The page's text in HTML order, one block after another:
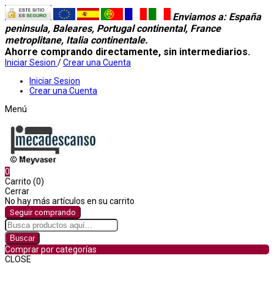
Enviamos a: España
peninsula, Baleares, Portugal continental, France
metroplitane, Italia continentale.
Ahorre comprando directamente, sin intermediarios.
Iniciar Sesion /Crear una Cuenta
Iniciar Sesion
Crear una Cuenta
Menú
0
Carrito (0)
Cerrar
No hay más artículos en su carrito
Seguir comprando
Buscar
Comprar por categorías
CLOSE